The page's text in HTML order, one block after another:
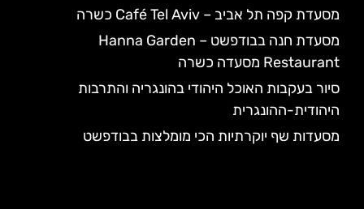
מסעדת קפה תל אביב – Café Tel Aviv כשרה
מסעדת חנה בבודפשט – Hanna Garden
Restaurant מסעדה כשרה
סיור בעקבות האוכל היהודי בהונגריה והתרבות
היהודית-ההונגרית
מסעדות שף יוקרתיות הכי מומלצות בבודפשט